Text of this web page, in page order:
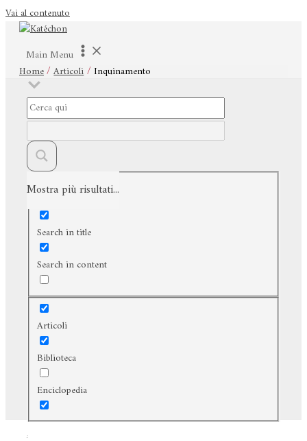
Vai al contenuto
Main Menu
Home Articoli Inquinamento
Mostra più risultati...
Exact matches only
Search in title
Search in content
Articoli
Biblioteca
Enciclopedia